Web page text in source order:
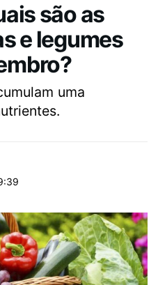
são as
e legumes
uma